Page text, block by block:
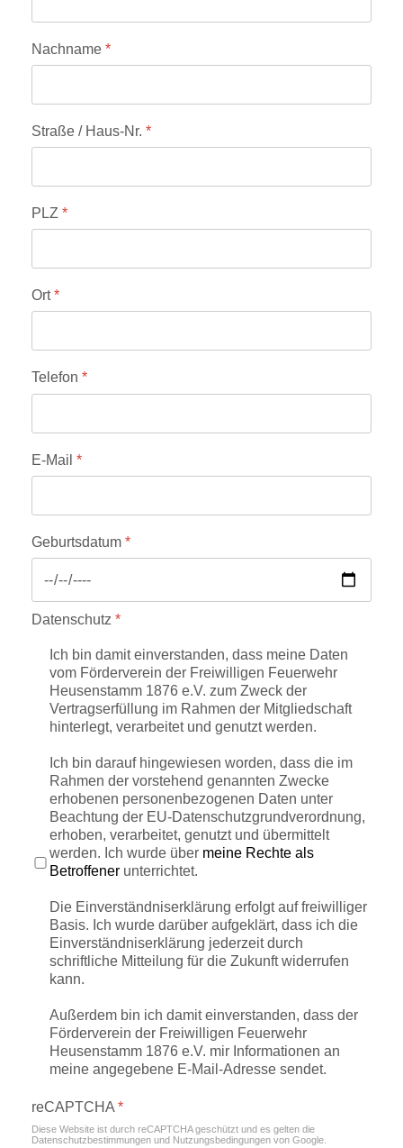
Nachname *
Straße / Haus-Nr. *
PLZ *
Ort*
Telefon *
E-Mail *
Geburtsdatum *
Datenschutz *
Ich bin damit einverstanden, dass meine Daten
vom Förderverein der Freiwilligen Feuerwehr
Heusenstamm 1876 e.V. zum Zweck der
Vertragserfüllung im Rahmen der Mitgliedschaft
hinterlegt, verarbeitet und genutzt werden.
Ich bin darauf hingewiesen worden, dass die im
Rahmen der vorstehend genannten Zwecke
erhobenen personenbezogenen Daten unter
Beachtung der EU-Datenschutzgrundverordnung,
erhoben, verarbeitet, genutzt und übermittelt
werden. Ich wurde über meine Rechte als
Betroffener unterrichtet.
Die Einverständniserklärung erfolgt auf freiwilliger
Basis. Ich wurde darüber aufgeklärt, dass ich die
Einverständniserklärung jederzeit durch
schriftliche Mitteilung für die Zukunft widerrufen
kann.
Außerdem bin ich damit einverstanden, dass der
Förderverein der Freiwilligen Feuerwehr
Heusenstamm 1876 e.V. mir Informationen an
meine angegebene E-Mail-Adresse sendet.
reCAPTCHA *
Diese Website ist durch reCAPTCHA geschützt und es gelten die
Datenschutzbestimmungen und Nutzungsbedingungen von Google.